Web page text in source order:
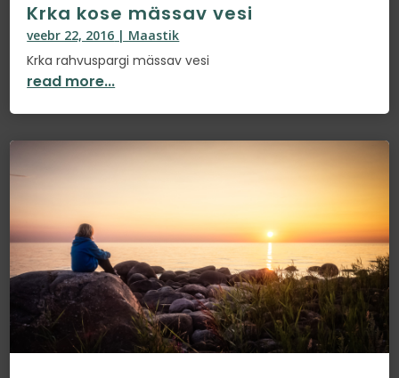
Krka kose mässav vesi
veebr 22, 2016 | Maastik
Krka rahvuspargi mässav vesi
read more...